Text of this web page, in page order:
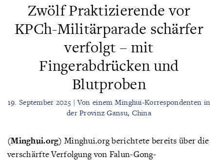
Zwölf Praktizierende vor
KPCh-Militärparade schärfer
verfolgt – mit
Fingerabdrücken und
Blutproben
19. September 2025 | Von einem Minghui-Korrespondenten in
der Provinz Gansu, China
(Minghui.org) Minghui.org berichtete bereits über die
verschärfte Verfolgung von Falun-Gong-